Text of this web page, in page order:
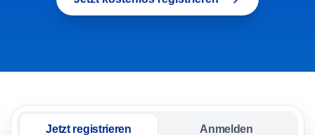
Jetzt registrieren Anmelden